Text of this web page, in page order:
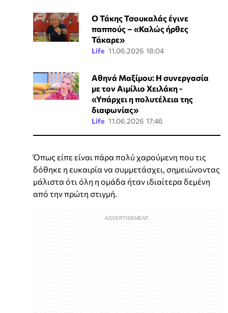
Ο Τάκης Τσουκαλάς έγινε
παππούς – «Καλώς ήρθες
Τάκαρε»
Life 11.06.2026 18:04
Αθηνά Μαξίμου: Η συνεργασία
με τον Αιμίλιο Χειλάκη -
«Υπάρχει η πολυτέλεια της
διαφωνίας»
Life 11.06.2026 17:46
Όπως είπε είναι πάρα πολύ χαρούμενη που τις
δόθηκε η ευκαιρία να συμμετάσχει, σημειώνοντας
μάλιστα ότι όλη η ομάδα ήταν ιδιαίτερα δεμένη
από την πρώτη στιγμή.